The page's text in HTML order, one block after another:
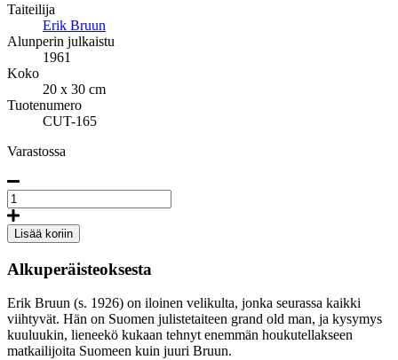
Taiteilija
Erik Bruun
Alunperin julkaistu
1961
Koko
20 x 30 cm
Tuotenumero
CUT-165
Varastossa
The
Crayfish
Season
by
Erik
Bruun,
boards
määrä
Lisää koriin
Alkuperäisteoksesta
Erik Bruun (s. 1926) on iloinen velikulta, jonka seurassa kaikki
viihtyvät. Hän on Suomen julistetaiteen grand old man, ja kysymys
kuuluukin, lieneekö kukaan tehnyt enemmän houkutellakseen
matkailijoita Suomeen kuin juuri Bruun.